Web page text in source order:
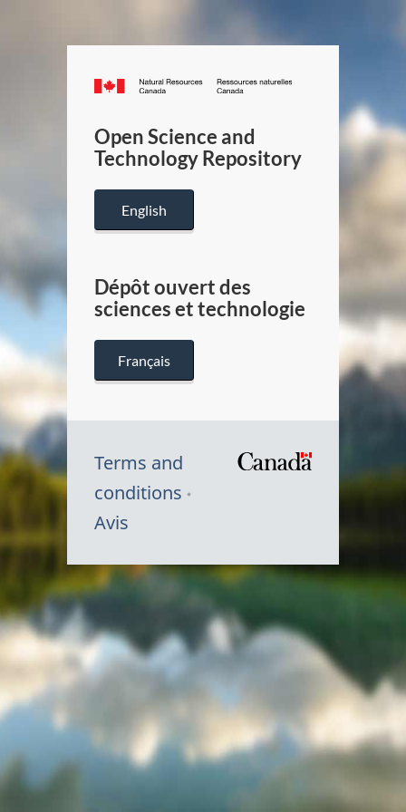
Canada.ca
/
Canada
Open Science and
Technology Repository
English
Dépôt ouvert des
sciences et technologie
Français
Terms and
conditions
Avis
Symbole
du